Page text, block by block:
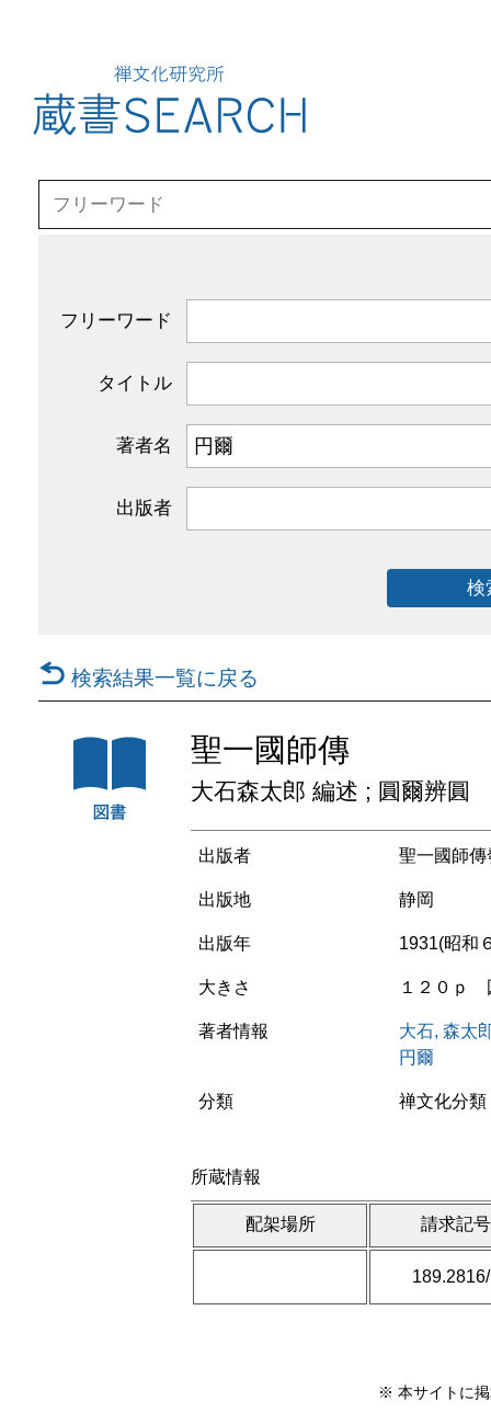
フリーワード
タイトル
著者名
出版者
検
検索結果一覧に戻る
聖一國師傳
大石森太郎 編述 ; 圓爾辨圓
出版者 聖一國師傳
出版地 静岡
出版年 1931(昭和
大きさ １２０ｐ
著者情報
大石, 森太
円爾
分類 禅文化分
所蔵情報
配架場所 請求記号
※ 本サイトに